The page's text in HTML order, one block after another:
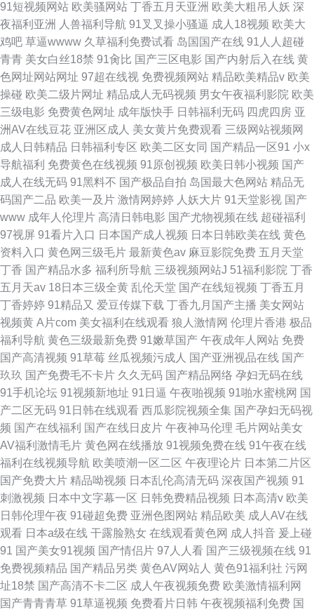
91短视频网站 欧美骚网站 丁香五月天亚洲 欧美大粗吊人妖 深
夜福利亚洲
人兽福利导航 91叉叉操小骚逼 成人18视频 欧美大
鸡吧 草逼wwww 久草福利免费试看 岛国国产在线 91人人超碰
青青 美女白丝18禁 91肏比 国产三区电影 国产内射后入在线 黄
色网址网站网址 97超在线视 免费视频网站 精品欧美精品v 欧美
操碰 欧美二级片网址 精品成人无码视频 男女午夜福利影院 欧美
三级电影 免费黄色网址 成年版快手 日韩福利无码 四虎四房 亚
洲AV在线豆花 亚洲区成人 美女黄片免费观看 三级网站视频网
成人日韩精品 日韩福利专区 欧美二区女同 国产精品一区91 小x
导航福利 免费黄色在线视频 91原创视频 欧美日韩小视频 国产
成人在线无码 91黑料不 国产极品自拍 岛国最大色网站 精品无
码国产二品 欧美一及片 激情网婷婷 人妖大片 91天堂影视 国产
www 成年人伦理片 高清日韩电影 国产尤物视频在线 超碰福利
97视屏 91看片入口 日本国产成人视频 日本日韩欧美在线 黄色
资料入口 黄色网三级毛片 最新黄色av 麻豆影院免费 五月天堂
丁香 国产精品水多 福利所导航 三级视频网站J 51福利影院 丁香
五月天av 18日本三级全黄 乱伦天堂 国产在线短视频 丁香五月
丁香婷婷 91精品又 爱豆传媒下载 丁香九月国产主播 美女网站
视频黄 A片com 美女福利在线观看 狼人激情网 伦理片香港 极品
福利导航 黄色三级最新免费 91嫩草国产 午夜成年人网站 免费
国产高清视频 91草莓 丝瓜视频污成人 国产亚洲视品在线 国产
玖玖 国产免费毛不卡片 久久无码 国产精品网络 孕妇无码在线
91手机论坛 91视频新地址 91日逼 午夜啪视频 91啪水蜜桃网 国
产二区无码 91日韩在线观看 西瓜影院视频全集 国产孕妇无码视
频 国产在线福利 国产在线日皮片 午夜神马伦理 毛片网站美女
AV福利激情毛片 黄色网在线播放 91视频免费在线 91午夜在线
福利在线视频导航 欧美喷潮一区二区 午夜理论片 日本第二片区
国产免费大片 精品呦视频 日本乱伦高清无码 深夜国产视频 91
刺激视频 日本中文字幕一区 日韩免费精品视频 日本高清v 欧美
日韩伦理午夜 91碰超免费 亚洲色图网站 精品欧美 成人AV在线
观看 日本a级在线 干露脸熟女 在线观看黄色网 成人抖音 爰上碰
91 国产美女91视频 国产情侣片 97人人看 国产三级视频在线 91
免费视频精品 国产精品另类 黄色AV网站人 黄色91福利社 污网
址18禁 国产高清不卡二区 成人午夜视频免费 欧美激情福利网
国产青青青草 91草逼视频 免费看片日韩 午夜视频福利免费 国